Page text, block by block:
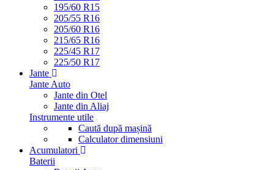
195/60 R15
205/55 R16
205/60 R16
215/65 R16
225/45 R17
225/50 R17
Jante
Jante Auto
Jante din Otel
Jante din Aliaj
Instrumente utile
Caută după mașină
Calculator dimensiuni
Acumulatori
Baterii